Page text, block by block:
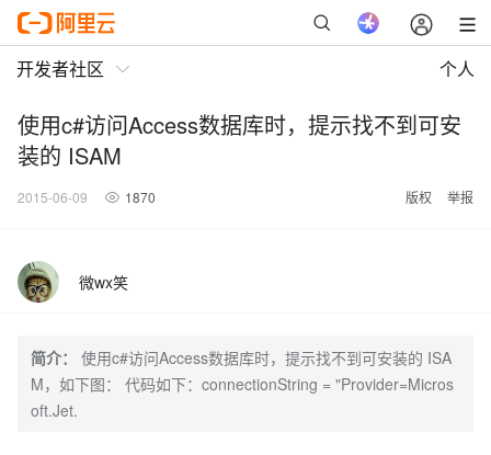
开发者社区 个人
使用c#访问Access数据库时，提示找不到可安
装的 ISAM
2015-06-09 1870 版权 举报
微wx笑
简介：
使用c#访问Access数据库时，提示找不到可安装的 ISA
M，如下图： 代码如下：connectionString = "Provider=Micros
oft.Jet.